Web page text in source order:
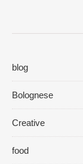
blog
Bolognese
Creative
food